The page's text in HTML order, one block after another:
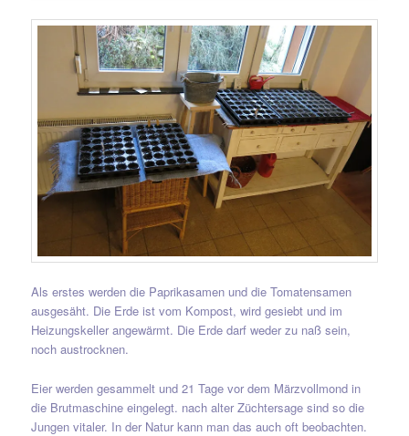
Als erstes werden die Paprikasamen und die Tomatensamen
ausgesäht. Die Erde ist vom Kompost, wird gesiebt und im
Heizungskeller angewärmt. Die Erde darf weder zu naß sein,
noch austrocknen.
Eier werden gesammelt und 21 Tage vor dem Märzvollmond in
die Brutmaschine eingelegt. nach alter Züchtersage sind so die
Jungen vitaler. In der Natur kann man das auch oft beobachten.